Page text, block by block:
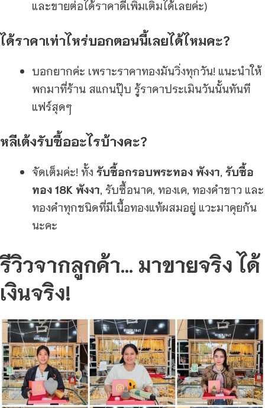
และขายต่อได้ราคาดีเพิ่มเติมได้เลยค่ะ)
ได้ราคาเท่าไหร่บอกตอนนี้เลยได้ไหมคะ?
บอกยากค่ะ เพราะราคาทองมันวิ่งทุกวัน! แนะนำให้
พกมาที่ร้าน สแกนปุ๊บ รู้ราคาประเมินวันนั้นทันที
แฟร์สุดๆ
หลีเต้งรับซื้ออะไรบ้างคะ?
จัดเต็มค่ะ! ทั้ง รับซื้อกรอบพระทอง พังงา, รับซื้อ
ทอง 18K พังงา, รับซื้อนาค, ทองเค, ทองคำขาว และ
ทองคำทุกชนิดที่มีเนื้อทองแท้ผสมอยู่ แวะมาคุยกัน
นะคะ
รีวิวจากลูกค้า… มาขายจริง ได้
เงินจริง!